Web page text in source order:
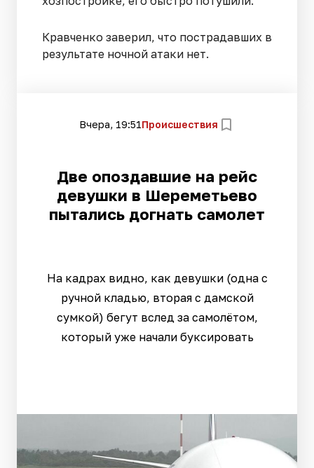
Кравченко заверил, что пострадавших в
результате ночной атаки нет.
Вчера, 19:51Происшествия
Две опоздавшие на рейс
девушки в Шереметьево
пытались догнать самолет
На кадрах видно, как девушки (одна с
ручной кладью, вторая с дамской
сумкой) бегут вслед за самолётом,
который уже начали буксировать